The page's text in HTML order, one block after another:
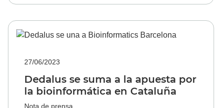
27/06/2023
Dedalus se suma a la apuesta por
la bioinformática en Cataluña
Nota de prensa